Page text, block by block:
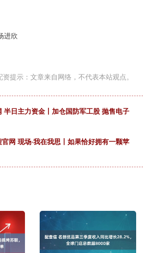
进欣
资提示：文章来自网络，不代表本站观点。
半日主力资金丨加仓国防军工股 抛售电子
网 现场·我在我思丨如果恰好拥有一颗苹